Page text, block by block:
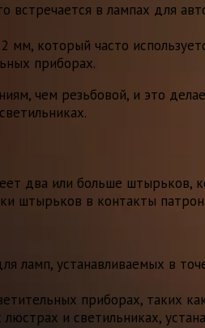
в лампах для
который часто
приборах.
чем резьбовой, и это
два или больше штырьков,
штырьков в контакты
ламп, устанавливаемых в
приборах, таких
и светильниках,